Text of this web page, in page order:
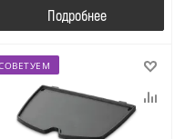
Подробнее